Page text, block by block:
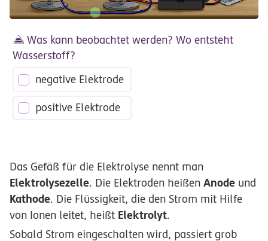
Was kann beobachtet werden? Wo entsteht
Wasserstoff?
negative Elektrode
positive Elektrode
Das Gefäß für die Elektrolyse nennt man
Elektrolysezelle. Die Elektroden heißen Anode und
Kathode. Die Flüssigkeit, die den Strom mit Hilfe
von Ionen leitet, heißt Elektrolyt.
Sobald Strom eingeschalten wird, passiert grob